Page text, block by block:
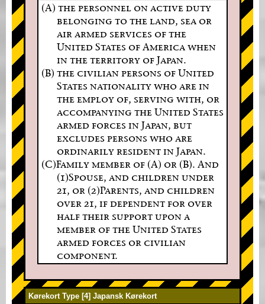
(A) the personnel on active duty
belonging to the land, sea or
air armed services of the
United States of America when
in the territory of Japan.
(B) the civilian persons of United
States nationality who are in
the employ of, serving with, or
accompanying the United States
armed forces in Japan, but
excludes persons who are
ordinarily resident in Japan.
(C)Family member of (A) or (B). And
(1)Spouse, and children under
21, or (2)Parents, and children
over 21, if dependent for over
half their support upon a
member of the United States
armed forces or civilian
component.
Kørekort Type [4] Japansk Kørekort